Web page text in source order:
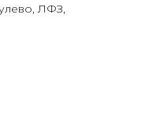
ЛФЗ,